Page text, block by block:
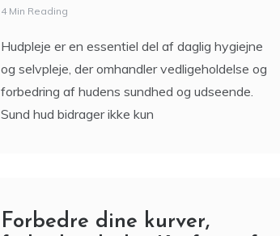
4 Min Reading
Hudpleje er en essentiel del af daglig hygiejne
og selvpleje, der omhandler vedligeholdelse og
forbedring af hudens sundhed og udseende.
Sund hud bidrager ikke kun
Forbedre dine kurver,